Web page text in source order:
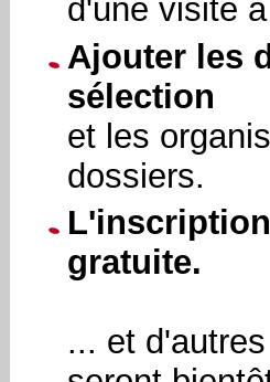
d'une visite
Ajouter les
sélection
et les
dossiers.
gratuite.
... et